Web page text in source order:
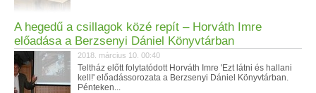
A hegedű a csillagok közé repít – Horváth Imre
előadása a Berzsenyi Dániel Könyvtárban
2018. március 10. 00:40
Teltház előtt folytatódott Horváth Imre 'Ezt látni és hallani
kell!' előadássorozata a Berzsenyi Dániel Könyvtárban.
Pénteken...